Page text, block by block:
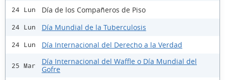
24 Lun Día de los Compañeros de Piso
24 Lun Día Mundial de la Tuberculosis
24 Lun Día Internacional del Derecho a la Verdad
25 Mar
Día Internacional del Waffle o Día Mundial del
Gofre